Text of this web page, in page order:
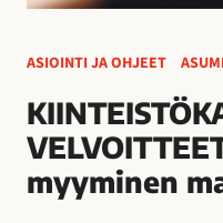
ASIOINTI JA OHJEET
myyminen